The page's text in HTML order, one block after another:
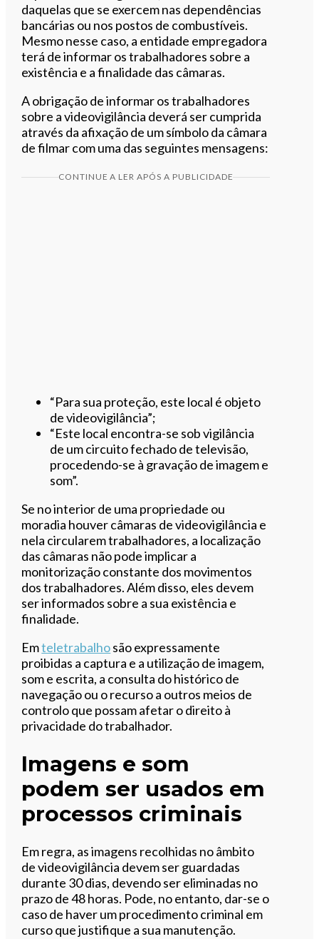
daquelas que se exercem nas dependências
bancárias ou nos postos de combustíveis.
Mesmo nesse caso, a entidade empregadora
terá de informar os trabalhadores sobre a
existência e a finalidade das câmaras.
A obrigação de informar os trabalhadores
sobre a videovigilância deverá ser cumprida
através da afixação de um símbolo da câmara
de filmar com uma das seguintes mensagens:
CONTINUE A LER APÓS A PUBLICIDADE
“Para sua proteção, este local é objeto
de videovigilância”;
“Este local encontra-se sob vigilância
de um circuito fechado de televisão,
procedendo-se à gravação de imagem e
som”.
Se no interior de uma propriedade ou
moradia houver câmaras de videovigilância e
nela circularem trabalhadores, a localização
das câmaras não pode implicar a
monitorização constante dos movimentos
dos trabalhadores. Além disso, eles devem
ser informados sobre a sua existência e
finalidade.
Emteletrabalhosão expressamente
proibidas a captura e a utilização de imagem,
som e escrita, a consulta do histórico de
navegação ou o recurso a outros meios de
controlo que possam afetar o direito à
privacidade do trabalhador.
Imagens e som
podem ser usados em
processos criminais
Em regra, as imagens recolhidas no âmbito
de videovigilância devem ser guardadas
durante 30 dias, devendo ser eliminadas no
prazo de 48 horas. Pode, no entanto, dar-se o
caso de haver um procedimento criminal em
curso que justifique a sua manutenção.